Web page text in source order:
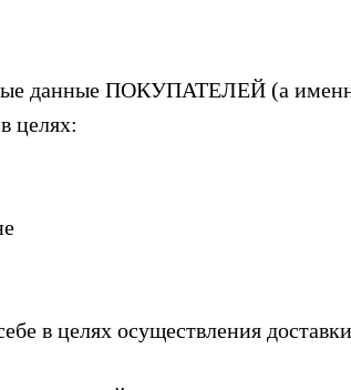
данные ПОКУПАТЕЛЕЙ (а
целях:
в целях осуществления